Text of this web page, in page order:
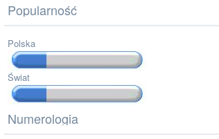
Popularność
Polska
Świat
Numerologia